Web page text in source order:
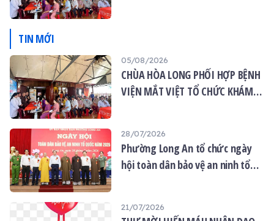
TIN MỚI
05/08/2026
CHÙA HÒA LONG PHỐI HỢP BỆNH
VIỆN MẮT VIỆT TỔ CHỨC KHÁM
28/07/2026
Phường Long An tổ chức ngày
hội toàn dân bảo vệ an ninh tổ
21/07/2026